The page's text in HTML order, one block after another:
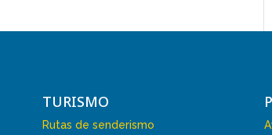
TURISMO
Rutas de senderismo